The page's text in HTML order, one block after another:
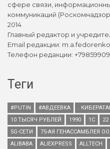
сфере связи,
коммуникаций
2014
Главный редактор и
Email редакции:
Телефон редакции:
Теги
#PUTIN #АВДЕЕВКА .
10 ТЫСЯЧ РУБЛЕЙ
1990 1С
5G-СЕТИ
75-АЯ ГЕНАССАМБЛЕЯ
ALIBABA
ALIEXPRESS ALLTECH